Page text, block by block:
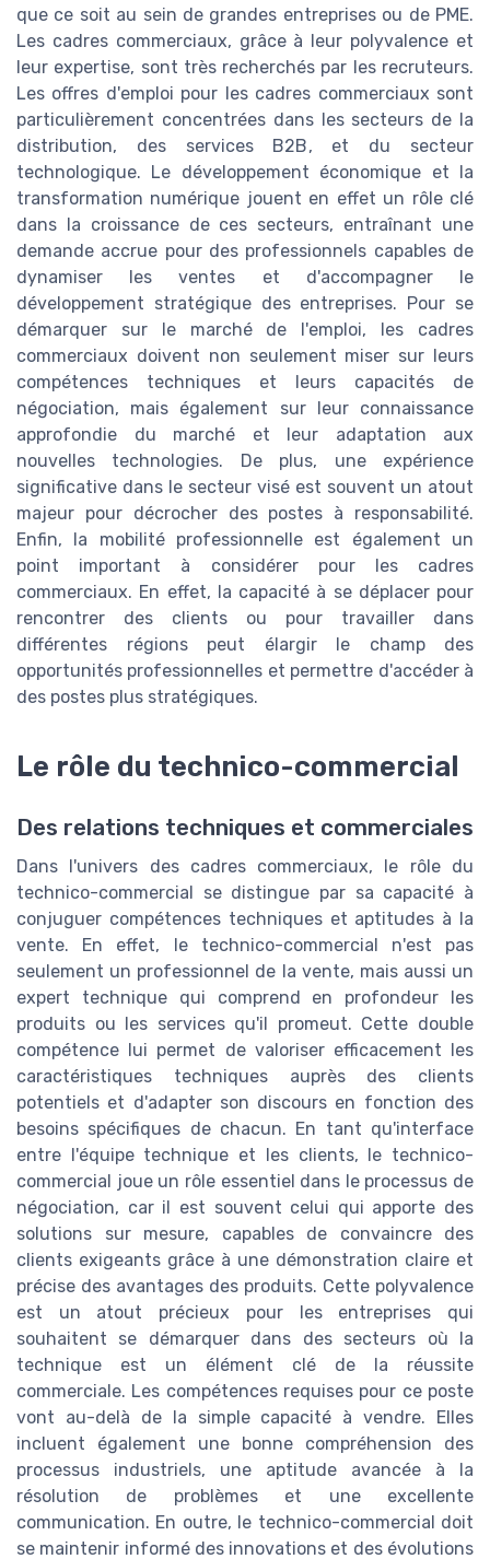
que ce soit au sein de grandes entreprises ou de PME.
Les cadres commerciaux, grâce à leur polyvalence et
leur expertise, sont très recherchés par les recruteurs.
Les offres d'emploi pour les cadres commerciaux sont
particulièrement concentrées dans les secteurs de la
distribution, des services B2B, et du secteur
technologique. Le développement économique et la
transformation numérique jouent en effet un rôle clé
dans la croissance de ces secteurs, entraînant une
demande accrue pour des professionnels capables de
dynamiser les ventes et d'accompagner le
développement stratégique des entreprises. Pour se
démarquer sur le marché de l'emploi, les cadres
commerciaux doivent non seulement miser sur leurs
compétences techniques et leurs capacités de
négociation, mais également sur leur connaissance
approfondie du marché et leur adaptation aux
nouvelles technologies. De plus, une expérience
significative dans le secteur visé est souvent un atout
majeur pour décrocher des postes à responsabilité.
Enfin, la mobilité professionnelle est également un
point important à considérer pour les cadres
commerciaux. En effet, la capacité à se déplacer pour
rencontrer des clients ou pour travailler dans
différentes régions peut élargir le champ des
opportunités professionnelles et permettre d'accéder à
des postes plus stratégiques.
Le rôle du technico-commercial
Des relations techniques et commerciales
Dans l'univers des cadres commerciaux, le rôle du
technico-commercial se distingue par sa capacité à
conjuguer compétences techniques et aptitudes à la
vente. En effet, le technico-commercial n'est pas
seulement un professionnel de la vente, mais aussi un
expert technique qui comprend en profondeur les
produits ou les services qu'il promeut. Cette double
compétence lui permet de valoriser efficacement les
caractéristiques techniques auprès des clients
potentiels et d'adapter son discours en fonction des
besoins spécifiques de chacun. En tant qu'interface
entre l'équipe technique et les clients, le technico-
commercial joue un rôle essentiel dans le processus de
négociation, car il est souvent celui qui apporte des
solutions sur mesure, capables de convaincre des
clients exigeants grâce à une démonstration claire et
précise des avantages des produits. Cette polyvalence
est un atout précieux pour les entreprises qui
souhaitent se démarquer dans des secteurs où la
technique est un élément clé de la réussite
commerciale. Les compétences requises pour ce poste
vont au-delà de la simple capacité à vendre. Elles
incluent également une bonne compréhension des
processus industriels, une aptitude avancée à la
résolution de problèmes et une excellente
communication. En outre, le technico-commercial doit
se maintenir informé des innovations et des évolutions